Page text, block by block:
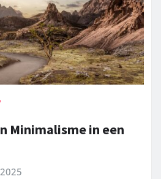
Minimalisme in een